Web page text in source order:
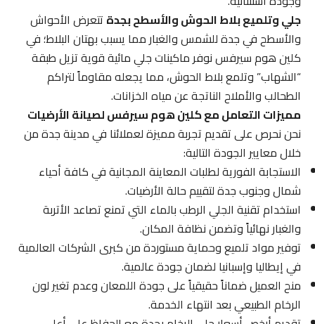
جلي وتلميع بلاط الحوش والأسطح بجدةتتعرض الأحواش
والأسطح في جدة للشمس والغبار مما يسبب بهتان البلاط؛ في
كلين هوم سيرفس نوفر ماكينات جلي مائية قوية تزيل طبقة
“الشهاب” وتلمع بلاط الحوش، مما يجعله مقاوماً لتراكم
الطحالب والأملاح الناتجة عن مياه الخزانات.
مميزات التعامل مع كلين هوم سيرفس لصيانة الأرضيات
نحن نحرص على تقديم تجربة مميزة لعملائنا في مدينة جدة من
خلال معايير الجودة التالية:
الاستجابة الفورية لطلبات المعاينة المجانية في كافة أحياء
شمال وجنوب جدة لتقييم حالة الأرضيات.
استخدام تقنية الجلي الرطب بالماء التي تمنع تصاعد الأتربة
والغبار نهائياً وتضمن نظافة المكان.
توفير مواد تلميع وحماية مستوردة من كبرى الشركات العالمية
في إيطاليا وإسبانيا لضمان جودة عالمية.
منح العميل ضماناً حقيقياً على جودة اللمعان وعدم تغير لون
الرخام الطبيعي بعد انتهاء الخدمة.